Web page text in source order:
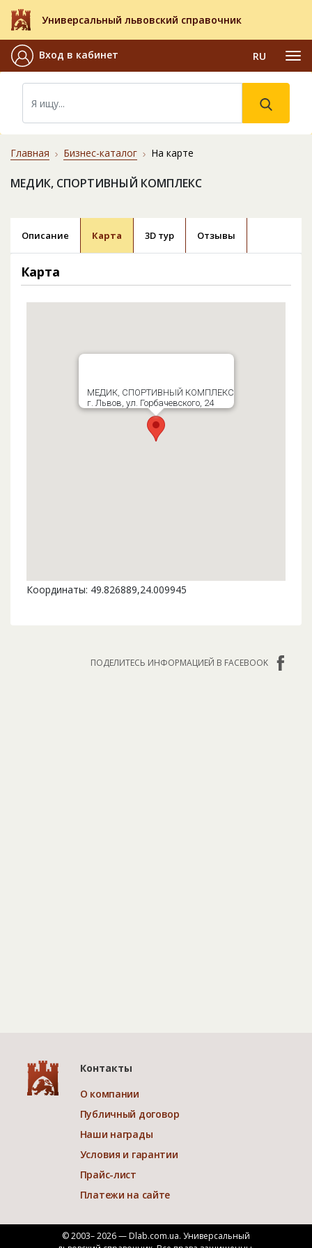
Универсальный львовский справочник
Вход в кабинет RU
Главная Бизнес-каталог На карте
МЕДИК, СПОРТИВНЫЙ КОМПЛЕКС
Описание Карта 3D тур Отзывы
Карта
МЕДИК, СПОРТИВНЫЙ КОМПЛЕКС
г. Львов, ул. Горбачевского, 24
Координаты: 49.826889,24.009945
ПОДЕЛИТЕСЬ ИНФОРМАЦИЕЙ В FACEBOOK
Контакты
О компании
Публичный договор
Наши награды
Условия и гарантии
Прайс-лист
Платежи на сайте
© 2003– 2026 — Dlab.com.ua. Универсальный